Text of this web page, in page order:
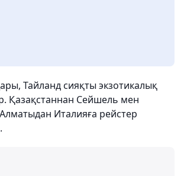
Тайланд сияқты экзотикалық
Қазақстаннан Сейшель мен
Италияға рейстер